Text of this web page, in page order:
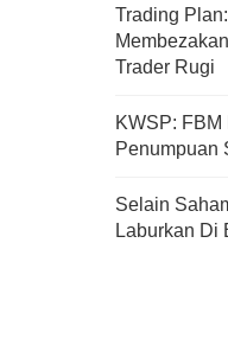
Trading
Trader Rugi
KWSP:
Penumpuan
Selain
Laburkan Di